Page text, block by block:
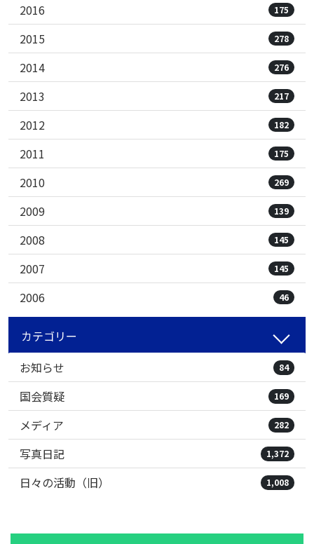
2016 175
2015 278
2014 276
2013 217
2012 182
2011 175
2010 269
2009 139
2008 145
2007 145
2006 46
カテゴリー
お知らせ
84
国会質疑 169
メディア 282
写真日記 1,372
日々の活動（旧） 1,008